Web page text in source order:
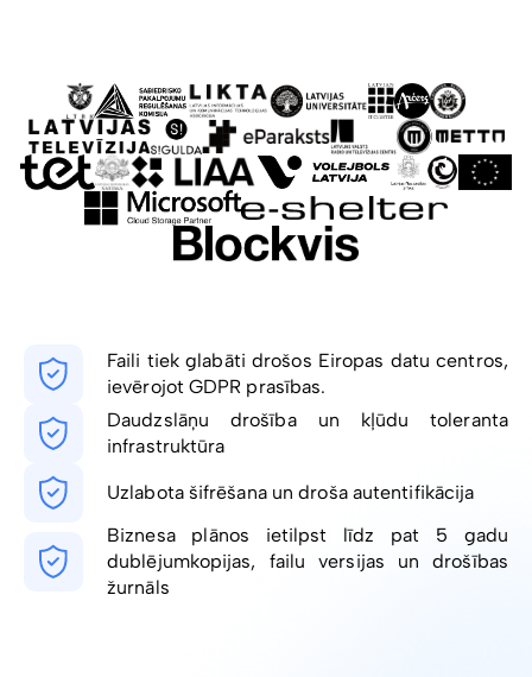
Faili tiek glabāti drošos Eiropas datu centros,
ievērojot GDPR prasības.
Daudzslāņu drošība un kļūdu toleranta
infrastruktūra
Uzlabota šifrēšana un droša autentifikācija
Biznesa plānos ietilpst līdz pat 5 gadu
dublējumkopijas, failu versijas un drošības
žurnāls